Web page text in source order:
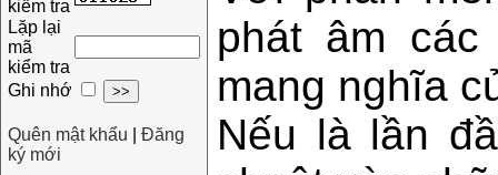
kiểm tra
Lặp lại
mã
kiểm tra
Ghi nhớ
Quên mật khẩu
Đăng
ký mới
phát âm
mang nghĩa
Nếu là lần